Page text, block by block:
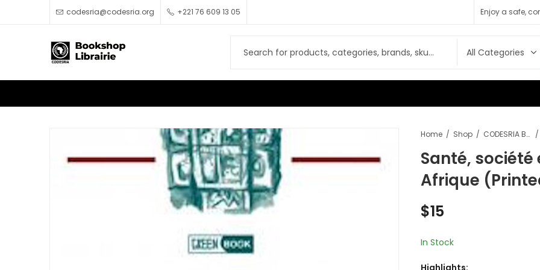
codesria@codesria.org +221 76 609 13 05 Enjoy a safe,
Home Shop CODESRIA Books
Santé,
Afrique
$15
In Stock
Highlights: